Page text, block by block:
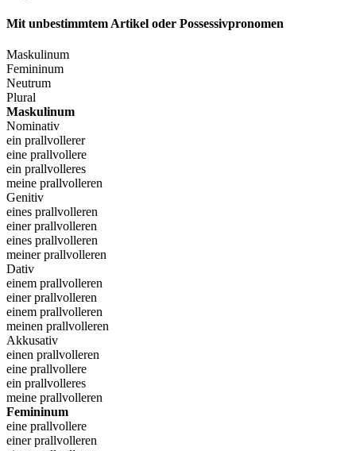
Mit unbestimmtem Artikel oder Possessivpronomen
Maskulinum
Femininum
Neutrum
Plural
Maskulinum
Nominativ
ein prallvollerer
eine prallvollere
ein prallvolleres
meine prallvolleren
Genitiv
eines prallvolleren
einer prallvolleren
eines prallvolleren
meiner prallvolleren
Dativ
einem prallvolleren
einer prallvolleren
einem prallvolleren
meinen prallvolleren
Akkusativ
einen prallvolleren
eine prallvollere
ein prallvolleres
meine prallvolleren
Femininum
eine prallvollere
einer prallvolleren